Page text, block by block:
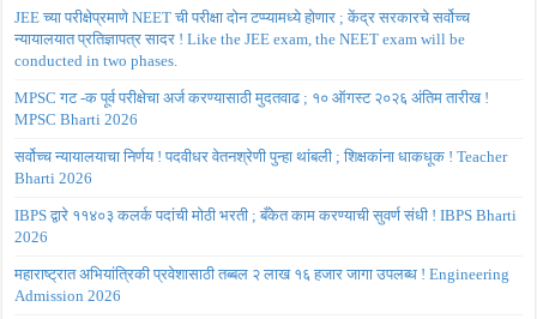
JEE च्या परीक्षेप्रमाणे NEET ची परीक्षा दोन टप्प्यामध्ये होणार ; केंद्र सरकारचे सर्वोच्च
न्यायालयात प्रतिज्ञापत्र सादर ! Like the JEE exam, the NEET exam will be
conducted in two phases.
MPSC गट -क पूर्व परीक्षेचा अर्ज करण्यासाठी मुदतवाढ ; १० ऑगस्ट २०२६ अंतिम तारीख !
MPSC Bharti 2026
सर्वोच्च न्यायालयाचा निर्णय ! पदवीधर वेतनश्रेणी पुन्हा थांबली ; शिक्षकांना धाकधूक ! Teacher
Bharti 2026
IBPS द्वारे ११४०३ कलर्क पदांची मोठी भरती ; बँकेत काम करण्याची सुवर्ण संधी ! IBPS Bharti
2026
महाराष्ट्रात अभियांत्रिकी प्रवेशासाठी तब्बल २ लाख १६ हजार जागा उपलब्ध ! Engineering
Admission 2026